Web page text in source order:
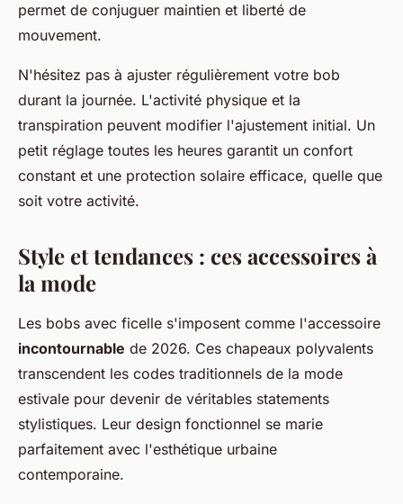
permet de conjuguer maintien et liberté de
mouvement.
N'hésitez pas à ajuster régulièrement votre bob
durant la journée. L'activité physique et la
transpiration peuvent modifier l'ajustement initial. Un
petit réglage toutes les heures garantit un confort
constant et une protection solaire efficace, quelle que
soit votre activité.
Style et tendances : ces accessoires à
la mode
Les bobs avec ficelle s'imposent comme l'accessoire
incontournable de 2026. Ces chapeaux polyvalents
transcendent les codes traditionnels de la mode
estivale pour devenir de véritables statements
stylistiques. Leur design fonctionnel se marie
parfaitement avec l'esthétique urbaine
contemporaine.